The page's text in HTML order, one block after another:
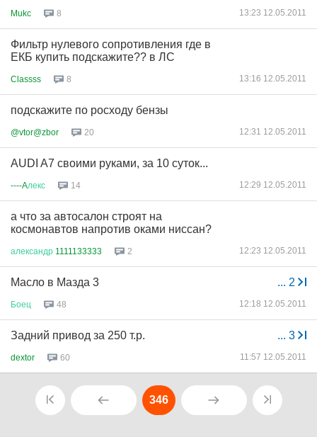
Mukc 8 13:23 12.05.2011
Фильтр нулевого сопротивления где в
ЕКБ купить подскажите?? в ЛС
Classss 8 13:16 12.05.2011
подскажите по росходу бензы
@vtor@zbor 20 12:31 12.05.2011
AUDI A7 своими руками, за 10 суток...
----Aлекс 14 12:29 12.05.2011
а что за автосалон строят на
космонавтов напротив оками ниссан?
александр 1111133333 2 12:23 12.05.2011
... 2
Масло в Мазда 3
Боец 48 12:18 12.05.2011
... 3
Задний привод за 250 т.р.
dextor 60 11:57 12.05.2011
346